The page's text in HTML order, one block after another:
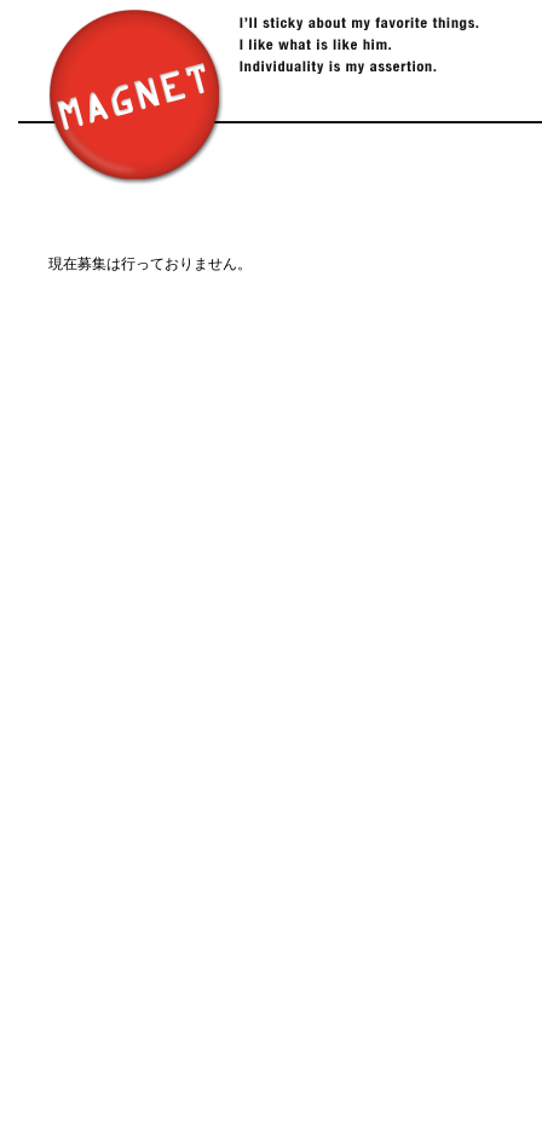
現在募集は行っておりません。